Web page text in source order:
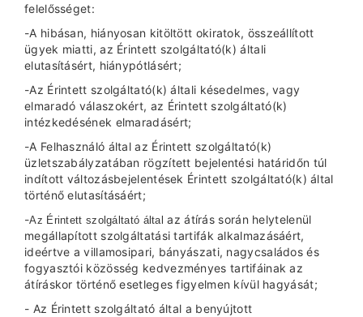
felelősséget:
-A hibásan, hiányosan kitöltött okiratok, összeállított
ügyek miatti, az Érintett szolgáltató(k) általi
elutasításért, hiánypótlásért;
-Az Érintett szolgáltató(k) általi késedelmes, vagy
elmaradó válaszokért, az Érintett szolgáltató(k)
intézkedésének elmaradásért;
-A Felhasználó által az Érintett szolgáltató(k)
üzletszabályzatában rögzített bejelentési határidőn túl
indított változásbejelentések Érintett szolgáltató(k) által
történő elutasításáért;
-Az Érintett szolgáltató általaz átírás során helytelenül
megállapított szolgáltatási tartifák alkalmazásáért,
ideértve a villamosipari, bányászati, nagycsaládos és
fogyasztói közösség kedvezményes tartifáinak az
átíráskor történő esetleges figyelmen kívül hagyását;
- Az Érintett szolgáltató által a benyújtott